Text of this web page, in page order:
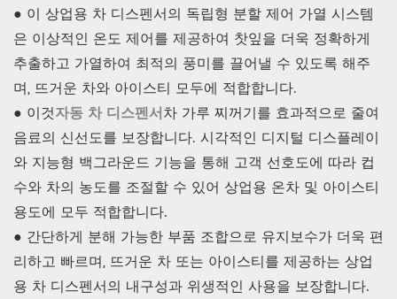
● 이 상업용 차 디스펜서의 독립형 분할 제어 가열 시스템
은 이상적인 온도 제어를 제공하여 찻잎을 더욱 정확하게
추출하고 가열하여 최적의 풍미를 끌어낼 수 있도록 해주
며, 뜨거운 차와 아이스티 모두에 적합합니다.
● 이것자동 차 디스펜서차 가루 찌꺼기를 효과적으로 줄여
음료의 신선도를 보장합니다. 시각적인 디지털 디스플레이
와 지능형 백그라운드 기능을 통해 고객 선호도에 따라 컵
수와 차의 농도를 조절할 수 있어 상업용 온차 및 아이스티
용도에 모두 적합합니다.
● 간단하게 분해 가능한 부품 조합으로 유지보수가 더욱 편
리하고 빠르며, 뜨거운 차 또는 아이스티를 제공하는 상업
용 차 디스펜서의 내구성과 위생적인 ​​사용을 보장합니다.